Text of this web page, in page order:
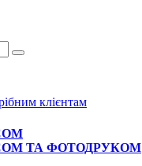
клієнтам
ТА ФОТОДРУКОМ